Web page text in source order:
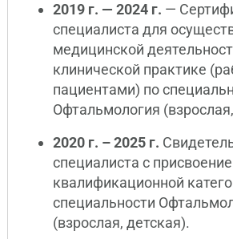
2019 г. — 2024 г. —
специалиста для
медицинской
клинической практике
пациентами) по
Офтальмология
2020 г. – 2025 г.
специалиста с
квалификационной
специальности
(взрослая, детская).